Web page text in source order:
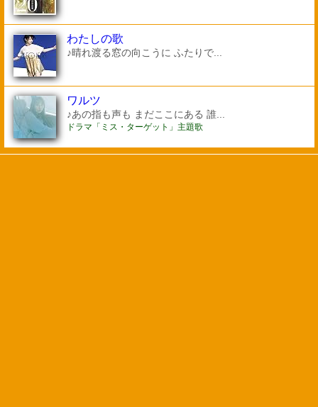
わたしの歌
♪晴れ渡る窓の向こうに ふたりで...
ワルツ
♪あの指も声も まだここにある 誰...
ドラマ「ミス・ターゲット」主題歌